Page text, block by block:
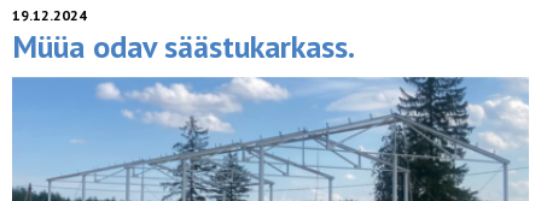
19.12.2024
Müüa odav säästukarkass.